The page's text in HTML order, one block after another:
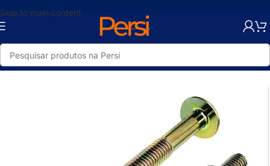
Skip to main content
Início/Loja/Ferragens/Parafusos